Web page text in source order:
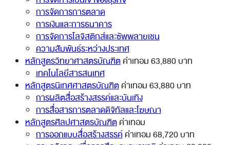
การจัดการการตลาด
การเงินและการธนาคาร
การจัดการโลจิสติกส์และซัพพลายเชน
ความสัมพันธ์ระหว่างประเทศ
หลักสูตรวิทยาศาสตรบัณฑิตค่าเทอม 63,880 บาท
เทคโนโลยีสารสนเทศ
หลักสูตรนิเทศศาสตรบัณฑิตค่าเทอม 63,880 บาท
การผลิตสื่อสร้างสรรค์และบันเทิง
การสื่อสารการตลาดดิจิทัลและโฆษณา
หลักสูตรศิลปศาสตรบัณฑิตค่าเทอม
การออกแบบสื่อสร้างสรรค์ค่าเทอม 68,720 บาท